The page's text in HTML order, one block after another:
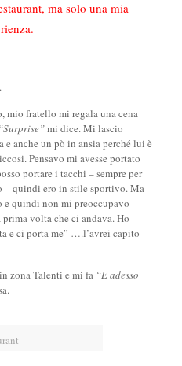
ma solo una mia
mio fratello mi regala una cena
“Surprise”mi dice. Mi lascio
e anche un pò in ansia perché lui è
Pensavo mi avesse portato
portare i tacchi – sempre per
quindi ero in stile sportivo. Ma
e quindi non mi preoccupavo
volta che ci andava. Ho
e ci porta me” ….l’avrei capito
zona Talenti e mi fa “E adesso